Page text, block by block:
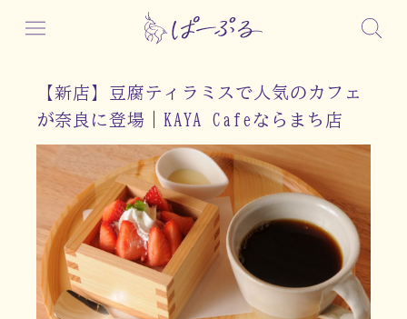
【新店】豆腐ティラミスで人気のカフェ
が奈良に登場｜KAYA Cafeならまち店